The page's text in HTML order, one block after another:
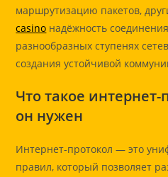
маршрутизацию пакетов,
casino надёжность
разнообразных ступенях
создания устойчивой
Что такое
он нужен
Интернет-протокол — это
правил, который позволяет